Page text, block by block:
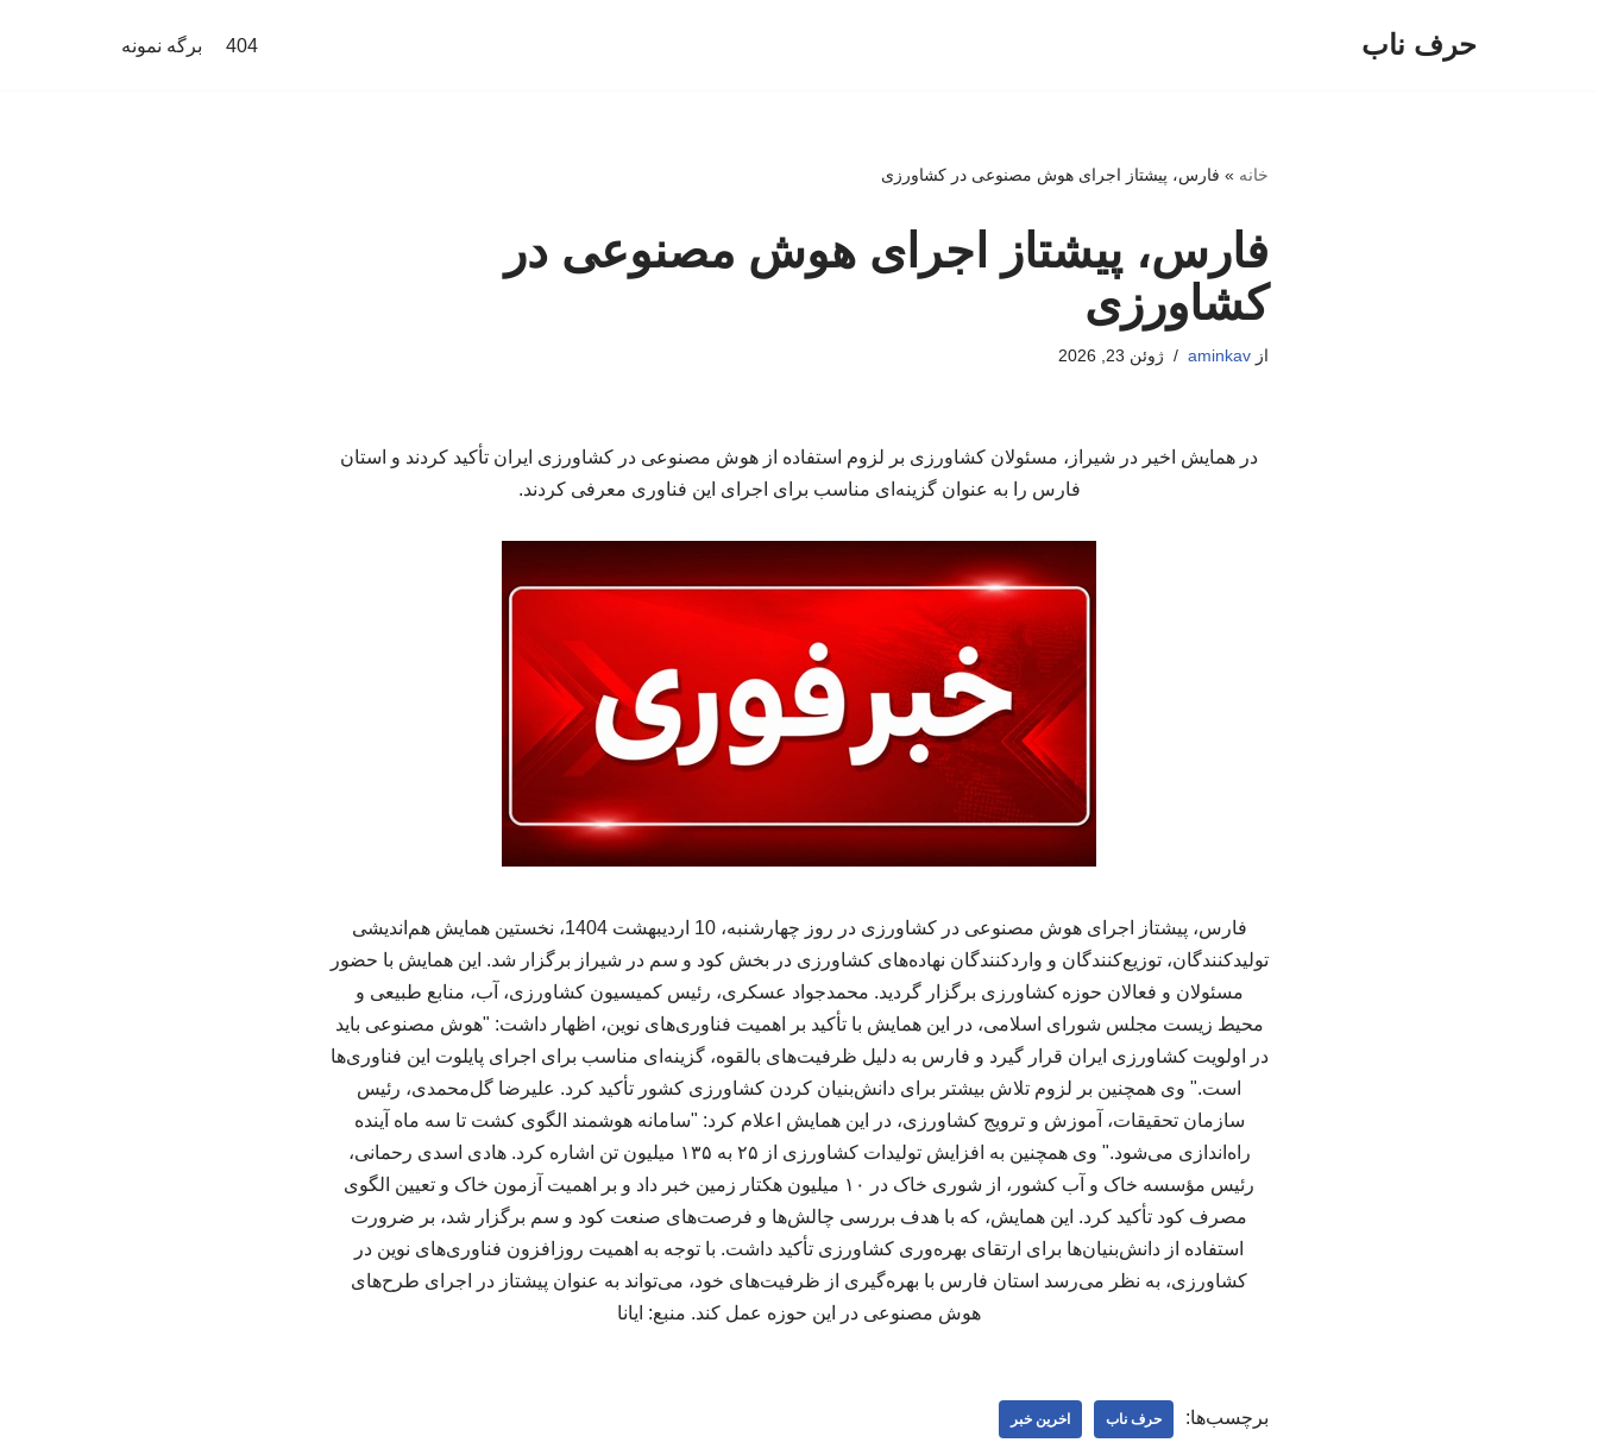
حرف ناب 404 برگه نمونه
خانه » فارس، پیشتاز اجرای هوش مصنوعی در کشاورزی
فارس، پیشتاز اجرای هوش مصنوعی در
کشاورزی
ازaminkav ژوئن 23, 2026
در همایش اخیر در شیراز، مسئولان کشاورزی بر لزوم استفاده از هوش مصنوعی در کشاورزی ایران تأکید کردند و استان
فارس را به عنوان گزینه‌ای مناسب برای اجرای این فناوری معرفی کردند.
فارس، پیشتاز اجرای هوش مصنوعی در کشاورزی در روز چهارشنبه، 10 اردیبهشت 1404، نخستین همایش هم‌اندیشی
تولیدکنندگان، توزیع‌کنندگان و واردکنندگان نهاده‌های کشاورزی در بخش کود و سم در شیراز برگزار شد. این همایش با حضور
مسئولان و فعالان حوزه کشاورزی برگزار گردید. محمدجواد عسکری، رئیس کمیسیون کشاورزی، آب، منابع طبیعی و
محیط زیست مجلس شورای اسلامی، در این همایش با تأکید بر اهمیت فناوری‌های نوین، اظهار داشت: "هوش مصنوعی باید
در اولویت کشاورزی ایران قرار گیرد و فارس به دلیل ظرفیت‌های بالقوه، گزینه‌ای مناسب برای اجرای پایلوت این فناوری‌ها
است." وی همچنین بر لزوم تلاش بیشتر برای دانش‌بنیان کردن کشاورزی کشور تأکید کرد. علیرضا گل‌محمدی، رئیس
سازمان تحقیقات، آموزش و ترویج کشاورزی، در این همایش اعلام کرد: "سامانه هوشمند الگوی کشت تا سه ماه آینده
راه‌اندازی می‌شود." وی همچنین به افزایش تولیدات کشاورزی از ۲۵ به ۱۳۵ میلیون تن اشاره کرد. هادی اسدی رحمانی،
رئیس مؤسسه خاک و آب کشور، از شوری خاک در ۱۰ میلیون هکتار زمین خبر داد و بر اهمیت آزمون خاک و تعیین الگوی
مصرف کود تأکید کرد. این همایش، که با هدف بررسی چالش‌ها و فرصت‌های صنعت کود و سم برگزار شد، بر ضرورت
استفاده از دانش‌بنیان‌ها برای ارتقای بهره‌وری کشاورزی تأکید داشت. با توجه به اهمیت روزافزون فناوری‌های نوین در
کشاورزی، به نظر می‌رسد استان فارس با بهره‌گیری از ظرفیت‌های خود، می‌تواند به عنوان پیشتاز در اجرای طرح‌های
هوش مصنوعی در این حوزه عمل کند. منبع: ایانا
برچسب‌ها: حرف ناب اخرین خبر